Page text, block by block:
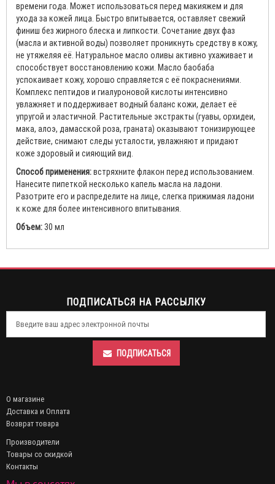
времени года. Может использоваться перед макияжем и для
ухода за кожей лица. Быстро впитывается, оставляет свежий
финиш без жирного блеска и липкости. Сочетание двух фаз
(масла и активной воды) позволяет проникнуть средству в кожу,
не утяжеляя её. Натуральное масло оливы активно ухаживает и
способствует восстановлению кожи. Масло баобаба
успокаивает кожу, хорошо справляется с её покраснениями.
Комплекс пептидов и гиалуроновой кислоты интенсивно
увлажняет и поддерживает водный баланс кожи, делает её
упругой и эластичной. Растительные экстракты (гуавы, орхидеи,
мака, алоэ, дамасской роза, граната) оказывают тонизирующее
действие, снимают следы усталости, увлажняют и придают
коже здоровый и сияющий вид.
Способ применения:встряхните флакон перед использованием.
Нанесите пипеткой несколько капель масла на ладони.
Разотрите его и распределите на лице, слегка прижимая ладони
к коже для более интенсивного впитывания.
Объем: 30 мл
ПОДПИСАТЬСЯ НА РАССЫЛКУ
ПОДПИСАТЬСЯ
О магазине
Доставка и Оплата
Возврат товара
Производители
Товары со скидкой
Контакты